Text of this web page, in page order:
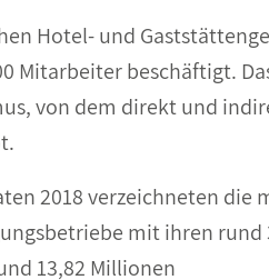
Hotel- und
Mitarbeiter beschäftigt.
von dem direkt und
2018 verzeichneten die
mit ihren rund
13,82 Millionen